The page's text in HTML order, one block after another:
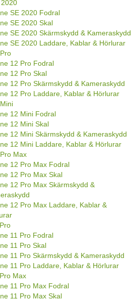
SE 2020 Fodral
SE 2020 Skal
SE 2020 Skärmskydd & Kameraskydd
SE 2020 Laddare, Kablar & Hörlurar
12 Pro Fodral
12 Pro Skal
12 Pro Skärmskydd & Kameraskydd
12 Pro Laddare, Kablar & Hörlurar
12 Mini Fodral
12 Mini Skal
12 Mini Skärmskydd & Kameraskydd
12 Mini Laddare, Kablar & Hörlurar
Max
12 Pro Max Fodral
12 Pro Max Skal
12 Pro Max Skärmskydd &
12 Pro Max Laddare, Kablar &
11 Pro Fodral
11 Pro Skal
11 Pro Skärmskydd & Kameraskydd
11 Pro Laddare, Kablar & Hörlurar
Max
11 Pro Max Fodral
11 Pro Max Skal